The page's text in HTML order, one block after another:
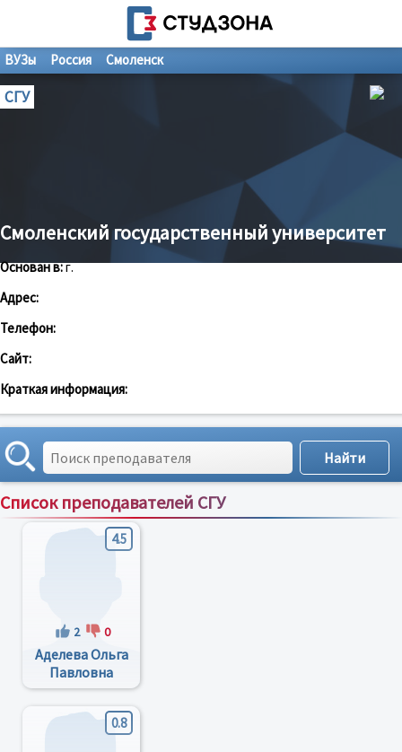
ВУЗы Россия Смоленск
СГУ
Смоленский государственный университет
Основан в:г.
Адрес:
Телефон:
Сайт:
Краткая информация:
Список преподавателей СГУ
Сортировка по:имени;рейтингу;отзывам
4.5
2 0
Аделева Ольга
Павловна
0.8